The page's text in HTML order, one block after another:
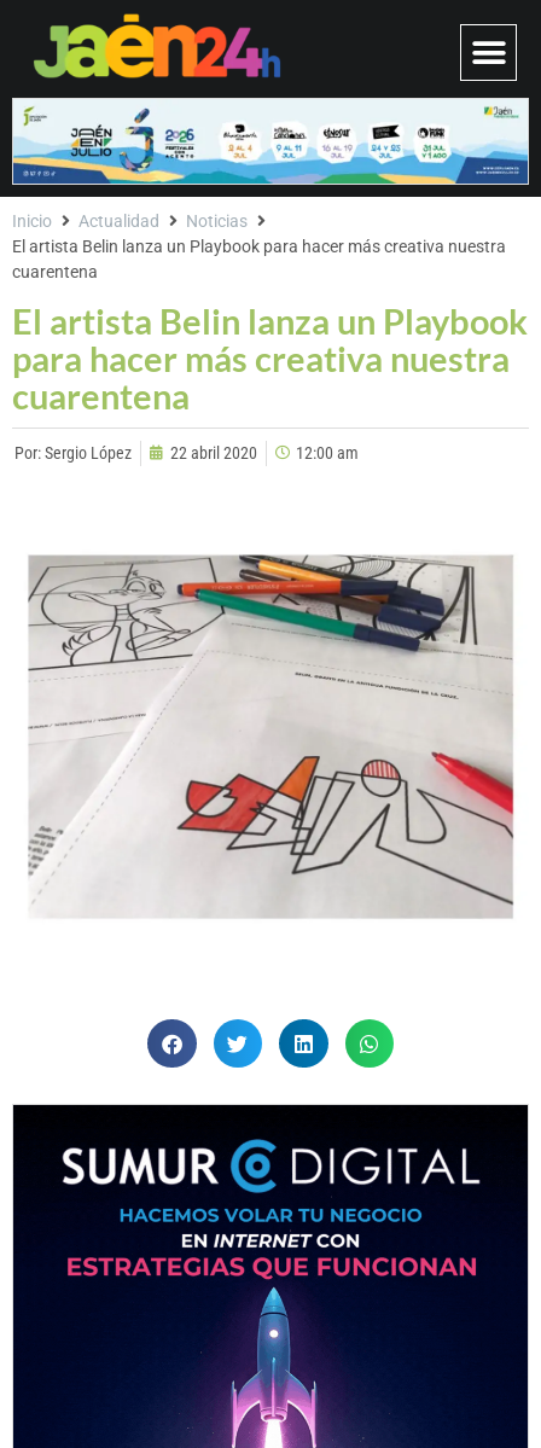
El artista Belin lanza un Playbook
para hacer más creativa nuestra
cuarentena
Inicio Actualidad
Noticias
El artista Belin lanza un Playbook para hacer más creativa nuestra
cuarentena
Por:Sergio López 22 abril 2020 12:00 am